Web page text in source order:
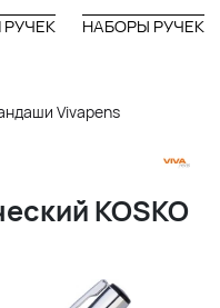
НАБОРЫ РУЧЕК
Vivapens
KOSKO